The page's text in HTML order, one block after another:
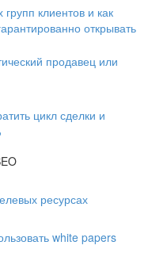
клиентов и как
открывать
продавец или
цикл сделки и
ресурсах
white papers